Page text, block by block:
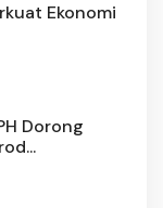
Ekonomi
Dorong